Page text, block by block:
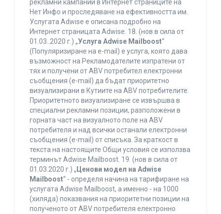
рекламни кампании в Интернет страниците на
Нет Инфо и проследяване на ефективността им.
Услугата Adwise е описана подробно на
Интернет страницата Adwise. 18. (нов в сила от
01.03..2020 г.) „Услуга Adwise Mailboost“
(Популяризиране на e-mail) е услуга, която дава
възможност на Рекламодателите изпратени от
тях и получени от ABV потребител електронни
съобщения (e-mail) да бъдат приоритетно
визуализирани в Кутиите на ABV потребителите.
Приоритетното визуализиране се извършва в
специални рекламни позиции, разположени в
горната част на визуалното поле на ABV
потребителя и над всички останали електронни
съобщения (e-mail) от списъка. За краткост в
текста на настоящите Общи условия се използва
терминът Adwise Mailboost. 19. (нов в сила от
01.03.2020 г.) „ Ценови модел на Adwise
Mailboost“ - определя начина на тарифиране на
услугата Adwise Mailboost, а именно - на 1000
(хиляда) показвания на приоритетни позиции на
полученото от ABV потребителя електронно